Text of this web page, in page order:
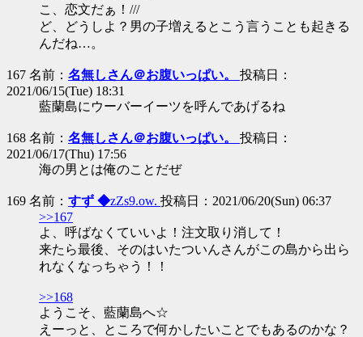
こ、恋文だぁ！///
ど、どうしよ？男の子増えるとこう言うことも起きる
んだね…。
167 名前： 名無しさん＠お腹いっぱい。 投稿日：
2021/06/15(Tue) 18:31
藍蘭島にウーバーイーツを呼んであげるね
168 名前： 名無しさん＠お腹いっぱい。 投稿日：
2021/06/17(Thu) 17:56
海の男とは俺のことだぜ
169 名前： すず ◆zZs9.ow. 投稿日：2021/06/20(Sun) 06:37
>>167
よ、呼ばなくていいよ！注文取り消して！
来たら最後、そのはいたついんさんがこの島から出ら
れなくなっちゃう！！
>>168
ようこそ、藍蘭島へ☆
えーっと、ところで何かしたいことでもあるのかな？